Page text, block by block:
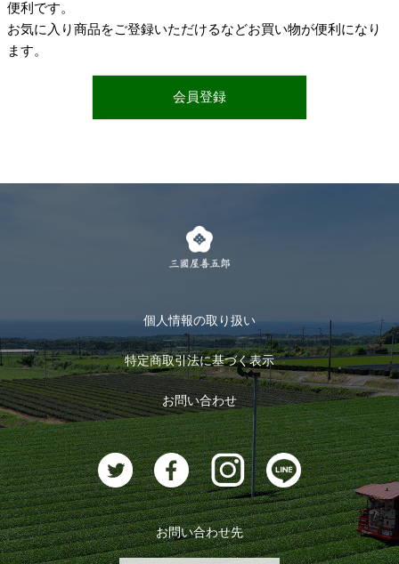
便利です。
お気に入り商品をご登録いただけるなどお買い物が便利になり
ます。
会員登録
個人情報の取り扱い
特定商取引法に基づく表示
お問い合わせ
お問い合わせ先